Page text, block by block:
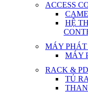
ACCESS
HỆ
MÁY
MÁY
RACK &
TỦ